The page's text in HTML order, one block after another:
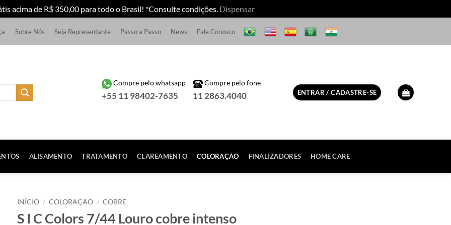
acima de R$ 350,00 para todo o Brasil! *Consulte condições. Dispensar
Sobre Nós Seja Representante Passo a Passo News Fale Conosco
Compre pelo whatsapp
+55 11 98402-7635
Compre pelo fone
11 2863.4040 ENTRAR / CADASTRE-SE
ALISAMENTO TRATAMENTO CLAREAMENTO COLORAÇÃO FINALIZADORES HOME CARE
INÍCIO / COLORAÇÃO / COBRE
S I C Colors 7/44 Louro cobre intenso